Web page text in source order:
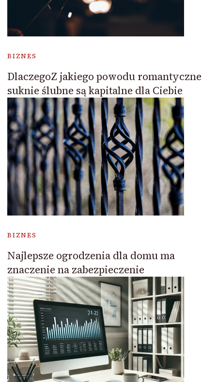
BIZNES
DlaczegoZ jakiego powodu romantyczne
suknie ślubne są kapitalne dla Ciebie
BIZNES
Najlepsze ogrodzenia dla domu ma
znaczenie na zabezpieczenie